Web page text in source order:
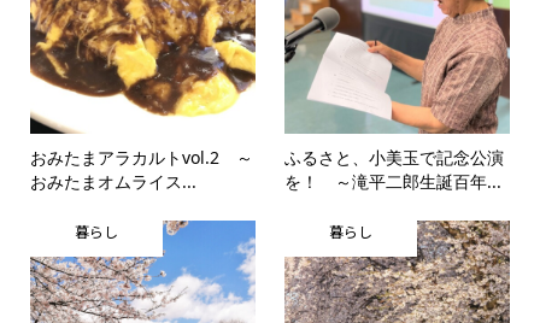
おみたまアラカルトvol.2 ～
おみたまオムライス...
ふるさと、小美玉で記念公演
を！ ～滝平二郎生誕百年...
暮らし 暮らし